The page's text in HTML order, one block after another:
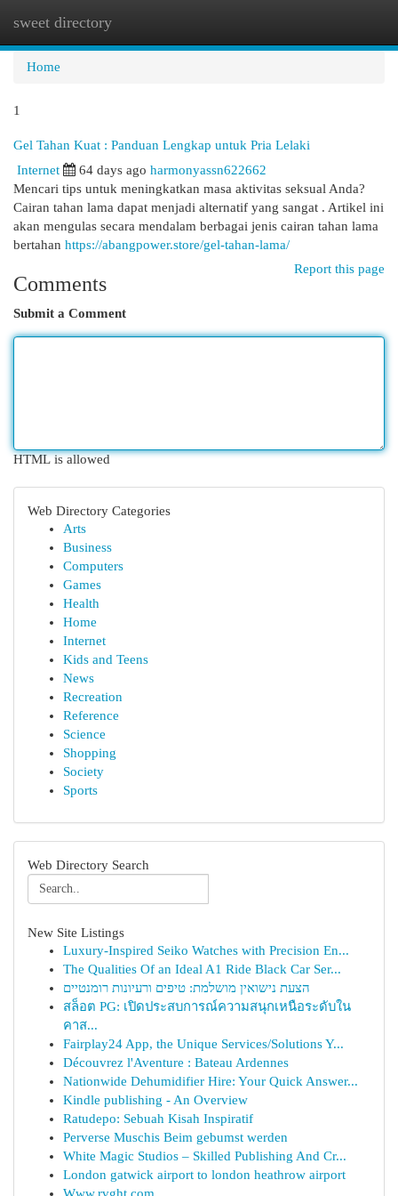
sweet directory
Home
1
Gel Tahan Kuat : Panduan Lengkap untuk Pria Lelaki
Internet 64 days ago harmonyassn622662
Mencari tips untuk meningkatkan masa aktivitas seksual Anda?
Cairan tahan lama dapat menjadi alternatif yang sangat . Artikel ini
akan mengulas secara mendalam berbagai jenis cairan tahan lama
bertahan https://abangpower.store/gel-tahan-lama/
Report this page
Comments
Submit a Comment
HTML is allowed
Web Directory Categories
Arts
Business
Computers
Games
Health
Home
Internet
Kids and Teens
News
Recreation
Reference
Science
Shopping
Society
Sports
Web Directory Search
New Site Listings
Luxury-Inspired Seiko Watches with Precision En...
The Qualities Of an Ideal A1 Ride Black Car Ser...
הצעת נישואין מושלמת: טיפים ורעיונות רומנטיים
สล็อต PG: เปิดประสบการณ์ความสนุกเหนือระดับใน
คาส...
Fairplay24 App, the Unique Services/Solutions Y...
Découvrez l'Aventure : Bateau Ardennes
Nationwide Dehumidifier Hire: Your Quick Answer...
Kindle publishing - An Overview
Ratudepo: Sebuah Kisah Inspiratif
Perverse Muschis Beim gebumst werden
White Magic Studios – Skilled Publishing And Cr...
London gatwick airport to london heathrow airport